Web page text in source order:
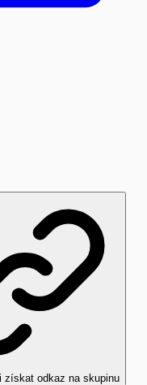
získat odkaz na skupinu